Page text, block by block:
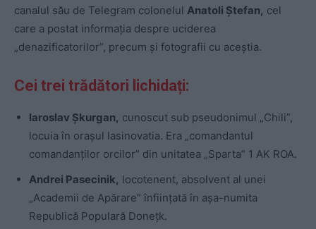
canalul său de Telegram colonelul Anatoli Ștefan, cel
care a postat informația despre uciderea
„denazificatorilor”, precum și fotografii cu aceștia.
Cei trei trădători lichidați:
Iaroslav Șkurgan, cunoscut sub pseudonimul „Chili”,
locuia în orașul Iasinovatia. Era „comandantul
comandanților orcilor” din unitatea „Sparta” 1 AK ROA.
Andrei Pasecinik, locotenent, absolvent al unei
„Academii de Apărare” înființată în așa-numita
Republică Populară Donețk.